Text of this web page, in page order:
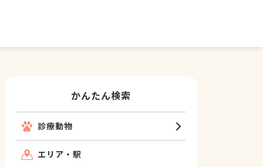
かんたん検索
診療動物
エリア・駅